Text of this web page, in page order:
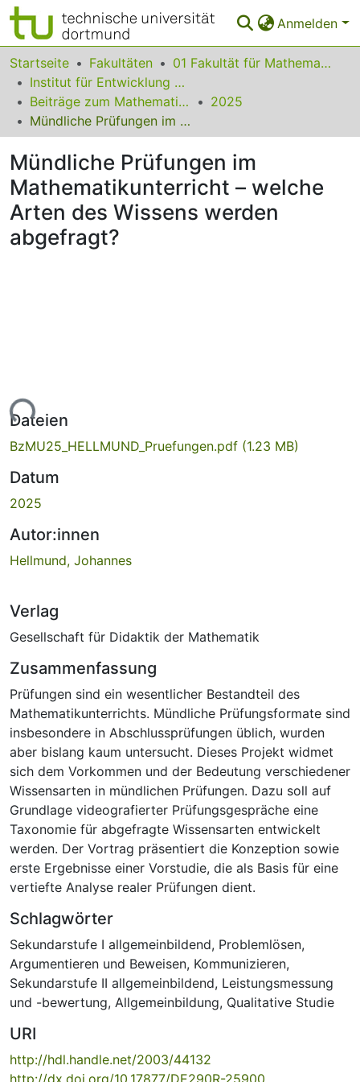
Anmelden
Bereiche & Sammlungen
Das gesamte Repositorium
Statistiken
FAQ
Leitlinien
Zurück zur Startseite
Startseite Fakultäten
01 Fakultät für Mathematik
Institut für Entwicklung und Erforschung des Mathematikunterrichts
Beiträge zum Mathematikunterricht
2025
Mündliche Prüfungen im Mathematikunterricht – welche Arten des Wissens werden abgefragt?
Mündliche Prüfungen im
Mathematikunterricht – welche
Arten des Wissens werden
abgefragt?
Dateien
BzMU25_HELLMUND_Pruefungen.pdf (1.23 MB)
Datum
2025
Autor:innen
Hellmund, Johannes
Verlag
Gesellschaft für Didaktik der Mathematik
Zusammenfassung
Prüfungen sind ein wesentlicher Bestandteil des
Mathematikunterrichts. Mündliche Prüfungsformate sind
insbesondere in Abschlussprüfungen üblich, wurden
aber bislang kaum untersucht. Dieses Projekt widmet
sich dem Vorkommen und der Bedeutung verschiedener
Wissensarten in mündlichen Prüfungen. Dazu soll auf
Grundlage videografierter Prüfungsgespräche eine
Taxonomie für abgefragte Wissensarten entwickelt
werden. Der Vortrag präsentiert die Konzeption sowie
erste Ergebnisse einer Vorstudie, die als Basis für eine
vertiefte Analyse realer Prüfungen dient.
Schlagwörter
Sekundarstufe I allgemeinbildend, Problemlösen,
Argumentieren und Beweisen, Kommunizieren,
Sekundarstufe II allgemeinbildend, Leistungsmessung
und -bewertung, Allgemeinbildung, Qualitative Studie
URI
http://hdl.handle.net/2003/44132
http://dx.doi.org/10.17877/DE290R-25900